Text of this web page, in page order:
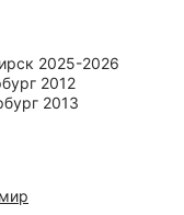
2025-2026
2012
2013